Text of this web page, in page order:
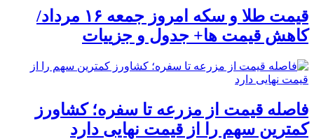
قیمت طلا و سکه امروز جمعه ۱۶ مرداد/
کاهش قیمت ها+ جدول و جزییات
فاصله قیمت از مزرعه تا سفره؛ کشاورز
کمترین سهم را از قیمت نهایی دارد